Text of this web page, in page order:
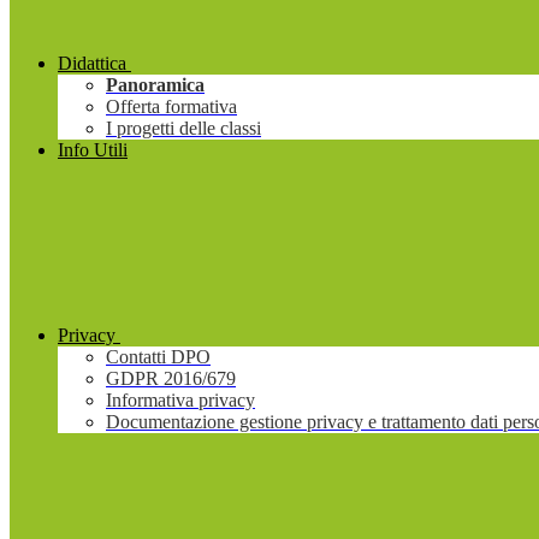
Didattica
Panoramica
Offerta formativa
I progetti delle classi
Info Utili
Privacy
Contatti DPO
GDPR 2016/679
Informativa privacy
Documentazione gestione privacy e trattamento dati